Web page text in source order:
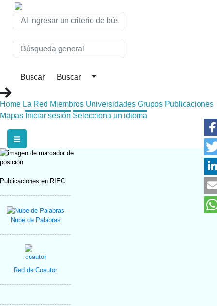
Home La Red Miembros Universidades Grupos Publicaciones
Mapas Iniciar sesión Selecciona un idioma
Publicaciones en RIEC
Nube de Palabras
Red de Coautor